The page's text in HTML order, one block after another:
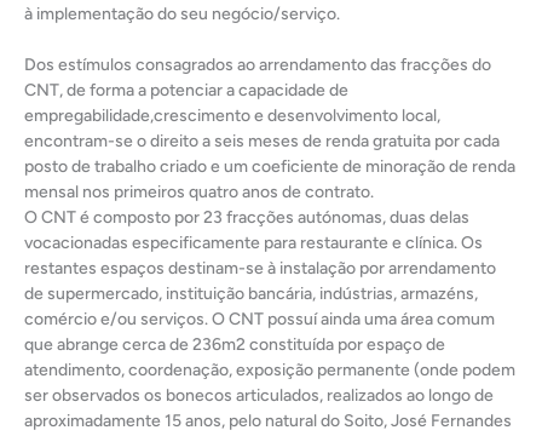
à implementação do seu negócio/serviço.
Dos estímulos consagrados ao arrendamento das fracções do
CNT, de forma a potenciar a capacidade de
empregabilidade,crescimento e desenvolvimento local,
encontram-se o direito a seis meses de renda gratuita por cada
posto de trabalho criado e um coeficiente de minoração de renda
mensal nos primeiros quatro anos de contrato.
O CNT é composto por 23 fracções autónomas, duas delas
vocacionadas especificamente para restaurante e clínica. Os
restantes espaços destinam-se à instalação por arrendamento
de supermercado, instituição bancária, indústrias, armazéns,
comércio e/ou serviços. O CNT possuí ainda uma área comum
que abrange cerca de 236m2 constituída por espaço de
atendimento, coordenação, exposição permanente (onde podem
ser observados os bonecos articulados, realizados ao longo de
aproximadamente 15 anos, pelo natural do Soito, José Fernandes